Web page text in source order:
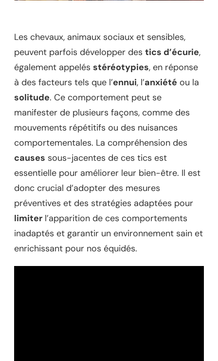
Les chevaux, animaux sociaux et sensibles,
peuvent parfois développer des tics d’écurie,
également appelés stéréotypies, en réponse
à des facteurs tels que l’ennui, l’anxiété ou la
solitude. Ce comportement peut se
manifester de plusieurs façons, comme des
mouvements répétitifs ou des nuisances
comportementales. La compréhension des
causes sous-jacentes de ces tics est
essentielle pour améliorer leur bien-être. Il est
donc crucial d’adopter des mesures
préventives et des stratégies adaptées pour
limiter l’apparition de ces comportements
inadaptés et garantir un environnement sain et
enrichissant pour nos équidés.